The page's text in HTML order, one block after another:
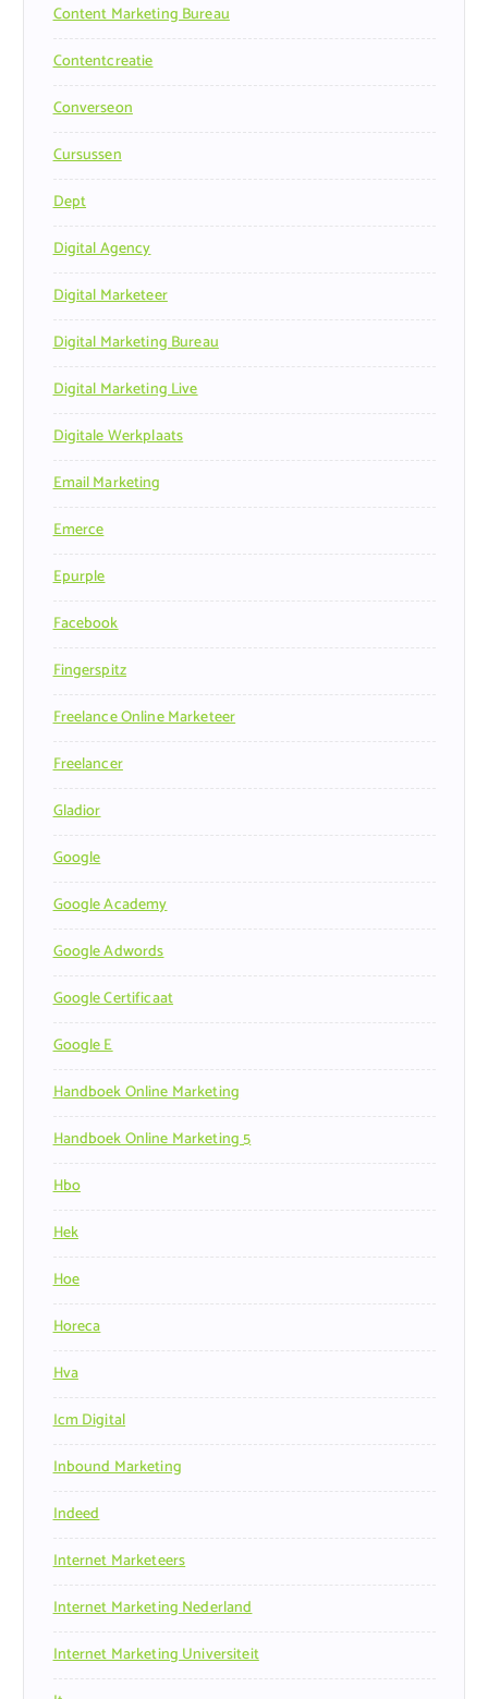
Content Marketing Bureau
Contentcreatie
Converseon
Cursussen
Dept
Digital Agency
Digital Marketeer
Digital Marketing Bureau
Digital Marketing Live
Digitale Werkplaats
Email Marketing
Emerce
Epurple
Facebook
Fingerspitz
Freelance Online Marketeer
Freelancer
Gladior
Google
Google Academy
Google Adwords
Google Certificaat
Google E
Handboek Online Marketing
Handboek Online Marketing 5
Hbo
Hek
Hoe
Horeca
Hva
Icm Digital
Inbound Marketing
Indeed
Internet Marketeers
Internet Marketing Nederland
Internet Marketing Universiteit